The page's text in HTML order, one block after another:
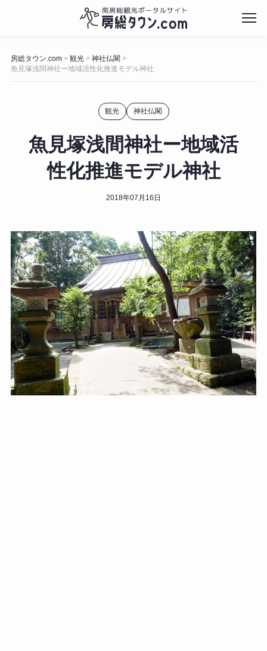
ン
テ
房総タウン.com> 観光> 神社仏閣 >
魚見塚浅間神社ー地域活性化推進モデル神社
観光 神社仏閣
魚見塚浅間神社ー地域活
性化推進モデル神社
2018年07月16日